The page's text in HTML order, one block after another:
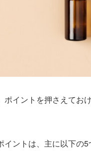
イントを押さえてお
ントは、主に以下の5